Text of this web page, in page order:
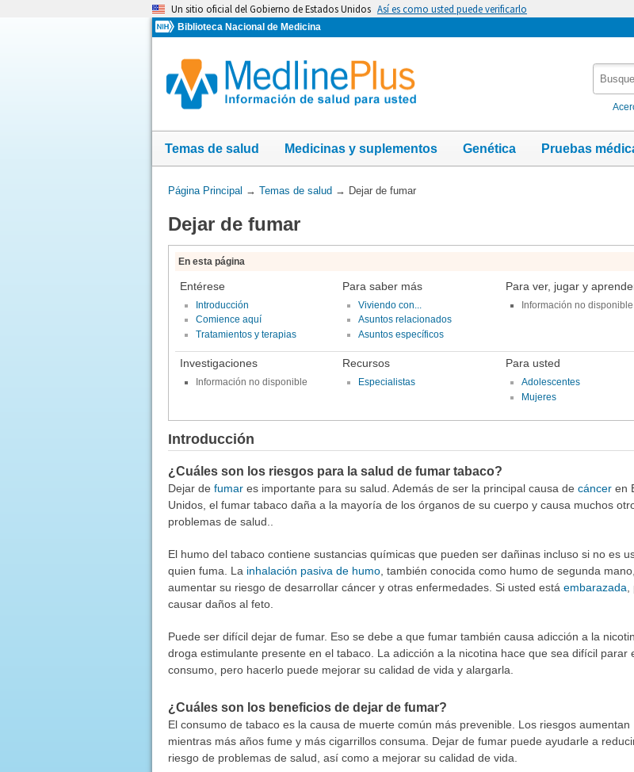
Un sitio oficial del Gobierno de Estados Unidos Así es como usted puede verificarlo
Biblioteca Nacional de Medicina
Temas de salud Medicinas y suplementos Genética Pruebas
Usted
aquí:
Página Principal → Temas de salud → Dejar de fumar
Dejar de fumar
En esta página
Entérese
Introducción
Comience aquí
Tratamientos y terapias
Para saber más
Viviendo con...
Asuntos relacionados
Asuntos específicos
Para ver, jugar y
Información no disponible
Investigaciones
Información no disponible
Recursos
Especialistas
Para usted
Adolescentes
Mujeres
Introducción
¿Cuáles son los riesgos para la salud de fumar tabaco?
Dejar de fumares importante para su salud. Además de ser la principal causa de cánceren
Unidos, el fumar tabaco daña a la mayoría de los órganos de su cuerpo y causa muchos
problemas de salud..
El humo del tabaco contiene sustancias químicas que pueden ser dañinas incluso si no es
quien fuma. La inhalación pasiva de humo, también conocida como humo de segunda
aumentar su riesgo de desarrollar cáncer y otras enfermedades. Si usted está embarazada,
causar daños al feto.
Puede ser difícil dejar de fumar. Eso se debe a que fumar también causa adicción a la
droga estimulante presente en el tabaco. La adicción a la nicotina hace que sea difícil parar
consumo, pero hacerlo puede mejorar su calidad de vida y alargarla.
¿Cuáles son los beneficios de dejar de fumar?
El consumo de tabaco es la causa de muerte común más prevenible. Los riesgos aumentan
mientras más años fume y más cigarrillos consuma. Dejar de fumar puede ayudarle a
riesgo de problemas de salud, así como a mejorar su calidad de vida.